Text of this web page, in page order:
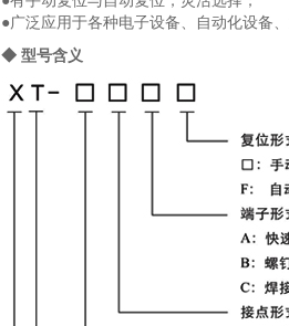
●广泛应用于各种电子设备、自动化设备
◆ 型号含义